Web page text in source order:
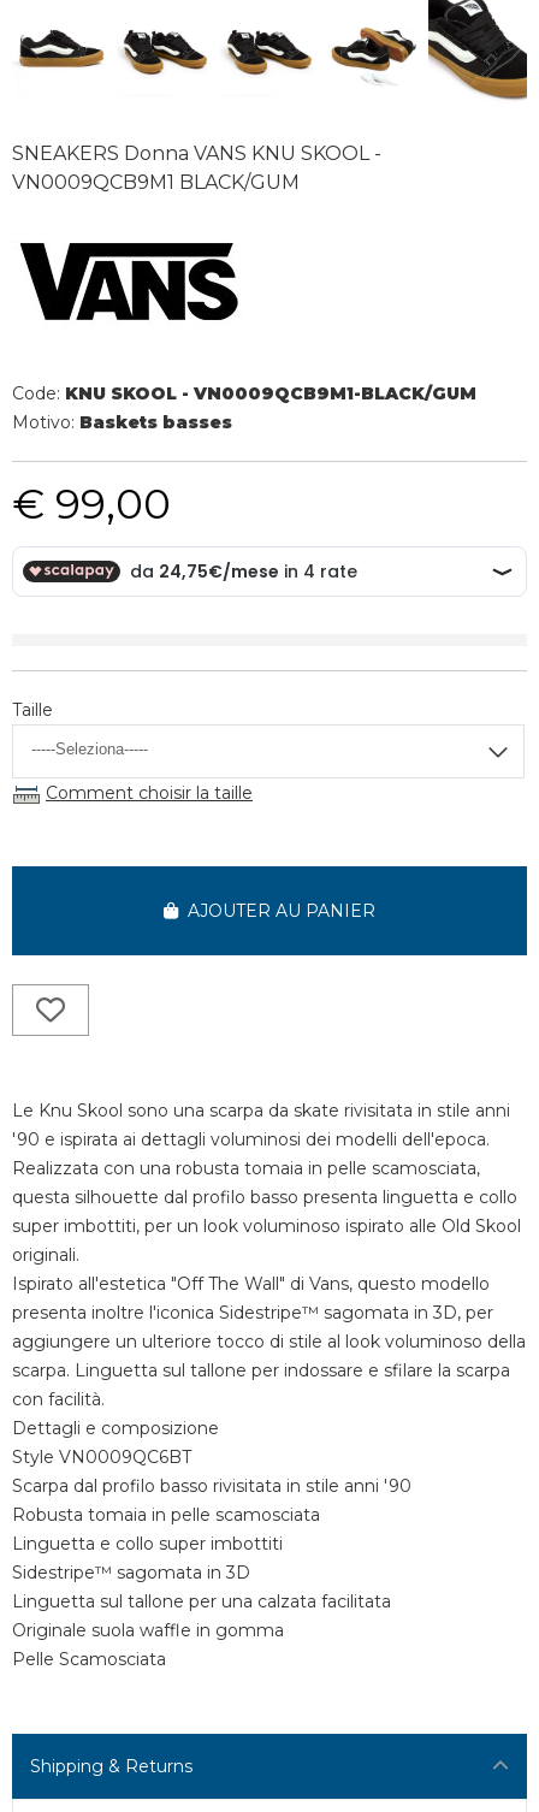
SNEAKERS Donna VANS KNU SKOOL -
VN0009QCB9M1 BLACK/GUM
Code: KNU SKOOL - VN0009QCB9M1-BLACK/GUM
Motivo: Baskets basses
€ 99,00
Taille
Comment choisir la taille
AJOUTER AU PANIER
Le Knu Skool sono una scarpa da skate rivisitata in stile anni
'90 e ispirata ai dettagli voluminosi dei modelli dell'epoca.
Realizzata con una robusta tomaia in pelle scamosciata,
questa silhouette dal profilo basso presenta linguetta e collo
super imbottiti, per un look voluminoso ispirato alle Old Skool
originali.
Ispirato all'estetica "Off The Wall" di Vans, questo modello
presenta inoltre l'iconica Sidestripe™ sagomata in 3D, per
aggiungere un ulteriore tocco di stile al look voluminoso della
scarpa. Linguetta sul tallone per indossare e sfilare la scarpa
con facilità.
Dettagli e composizione
Style VN0009QC6BT
Scarpa dal profilo basso rivisitata in stile anni '90
Robusta tomaia in pelle scamosciata
Linguetta e collo super imbottiti
Sidestripe™ sagomata in 3D
Linguetta sul tallone per una calzata facilitata
Originale suola waffle in gomma
Pelle Scamosciata
Shipping & Returns